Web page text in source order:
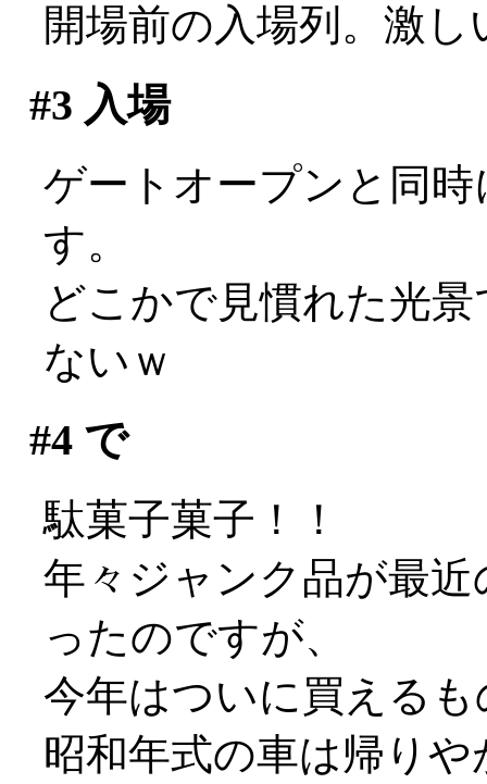
開場前の入場列。激
#3 入場
ゲートオープンと同
す。
どこかで見慣れた光
ないｗ
#4で
駄菓子菓子！！
年々ジャンク品が最
ったのですが、
今年はついに買える
昭和年式の車は帰りや